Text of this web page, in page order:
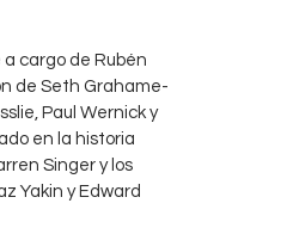
cargo de Rubén
de Seth Grahame-
Paul Wernick y
en la historia
Singer y los
Yakin y Edward